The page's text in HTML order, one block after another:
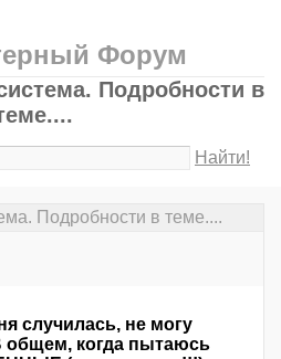
Форум
Подробности в
Найти!
Подробности в теме....
случилась, не могу
общем, когда пытаюсь